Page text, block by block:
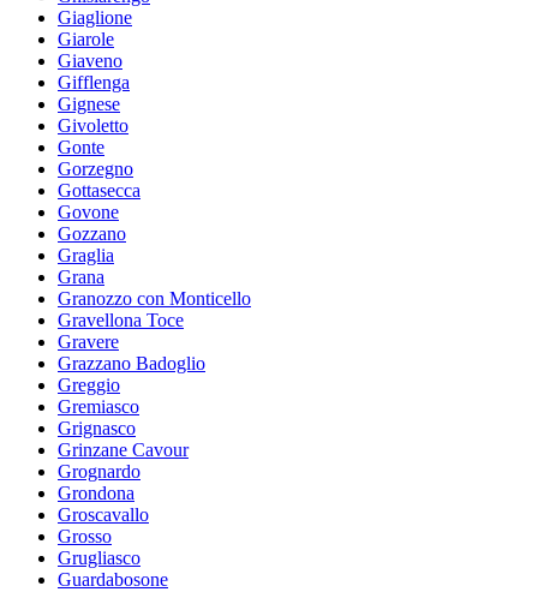
Giaglione
Giarole
Giaveno
Gifflenga
Gignese
Givoletto
Gonte
Gorzegno
Gottasecca
Govone
Gozzano
Graglia
Grana
Granozzo con Monticello
Gravellona Toce
Gravere
Grazzano Badoglio
Greggio
Gremiasco
Grignasco
Grinzane Cavour
Grognardo
Grondona
Groscavallo
Grosso
Grugliasco
Guardabosone